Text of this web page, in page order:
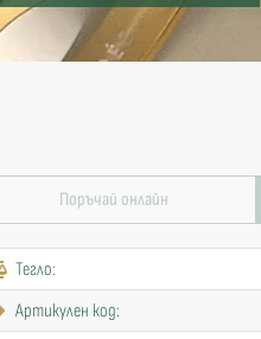
Поръчай онлайн
Тегло:
Артикулен код: